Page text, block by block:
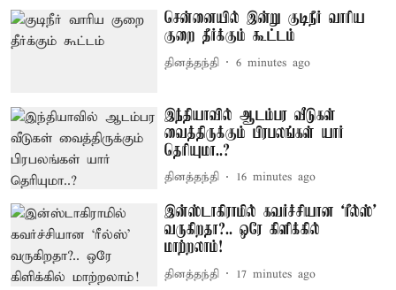
சென்னையில் இன்று குடிநீர் வாரிய
குறை தீர்க்கும் கூட்டம்
தினத்தந்தி 6 minutes ago
இந்தியாவில் ஆடம்பர வீடுகள்
வைத்திருக்கும் பிரபலங்கள் யார்
தெரியுமா..?
தினத்தந்தி 16 minutes ago
இன்ஸ்டாகிராமில் கவர்ச்சியான ‘ரீல்ஸ்’
வருகிறதா?.. ஒரே கிளிக்கில்
மாற்றலாம்!
தினத்தந்தி 17 minutes ago